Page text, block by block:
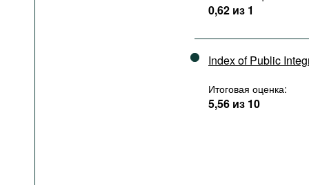
0,62 из 1
Index of Public
Итоговая оценка:
5,56 из 10